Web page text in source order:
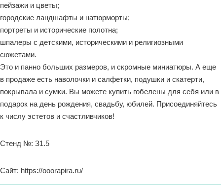
пейзажи и цветы;
городские ландшафты и натюрморты;
портреты и исторические полотна;
шпалеры с детскими, историческими и религиозными
сюжетами.
Это и панно больших размеров, и скромные миниатюры. А еще
в продаже есть наволочки и салфетки, подушки и скатерти,
покрывала и сумки. Вы можете купить гобелены для себя или в
подарок на день рождения, свадьбу, юбилей. Присоединяйтесь
к числу эстетов и счастливчиков!
Стенд №: З1.5
Сайт: https://ooorapira.ru/